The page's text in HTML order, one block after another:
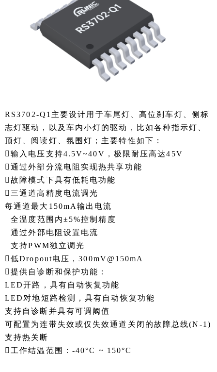
RS3702-Q1主要设计用于车尾灯、高位刹车灯、侧标
志灯驱动，以及车内小灯的驱动，比如各种指示灯、
顶灯、阅读灯、氛围灯；主要特性如下：
输入电压支持4.5V~40V，极限耐压高达45V
通过外部分流电阻实现热共享功能
故障模式下具有低耗电功能
三通道高精度电流调光
每通道最大150mA输出电流
全温度范围内±5%控制精度
通过外部电阻设置电流
支持PWM独立调光
低Dropout电压，300mV@150mA
提供自诊断和保护功能：
LED开路，具有自动恢复功能
LED对地短路检测，具有自动恢复功能
支持自诊断并具有可调阈值
可配置为连带失效或仅失效通道关闭的故障总线(N-1)
支持热关断
工作结温范围：-40°C ~ 150°C